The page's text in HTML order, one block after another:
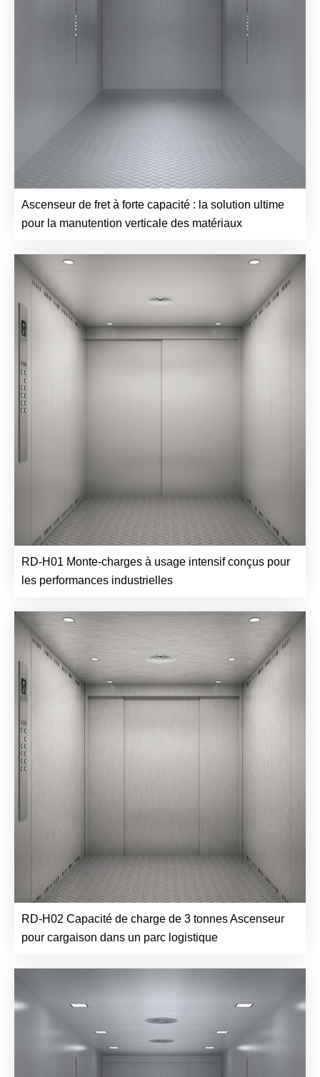
Ascenseur de fret à forte capacité : la solution ultime
pour la manutention verticale des matériaux
RD-H01 Monte-charges à usage intensif conçus pour
les performances industrielles
RD-H02 Capacité de charge de 3 tonnes Ascenseur
pour cargaison dans un parc logistique